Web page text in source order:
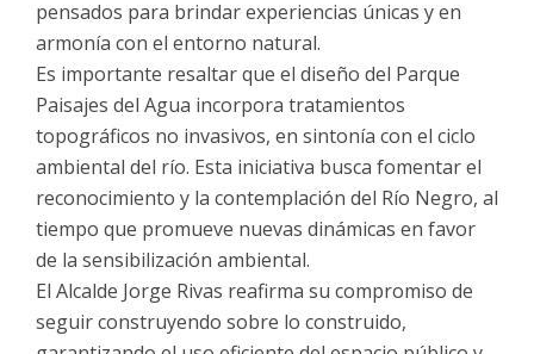
pensados para brindar experiencias únicas y en
armonía con el entorno natural.
Es importante resaltar que el diseño del Parque
Paisajes del Agua incorpora tratamientos
topográficos no invasivos, en sintonía con el ciclo
ambiental del río. Esta iniciativa busca fomentar el
reconocimiento y la contemplación del Río Negro, al
tiempo que promueve nuevas dinámicas en favor
de la sensibilización ambiental.
El Alcalde Jorge Rivas reafirma su compromiso de
seguir construyendo sobre lo construido,